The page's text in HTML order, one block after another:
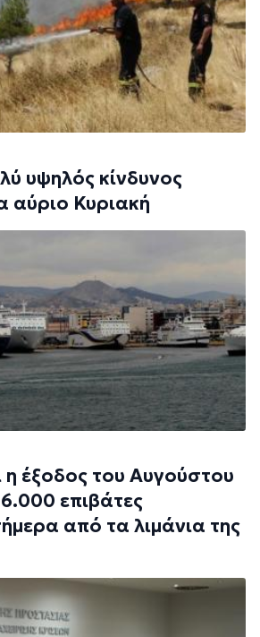
υψηλός κίνδυνος
αύριο Κυριακή
έξοδος του Αυγούστου
επιβάτες
από τα λιμάνια της